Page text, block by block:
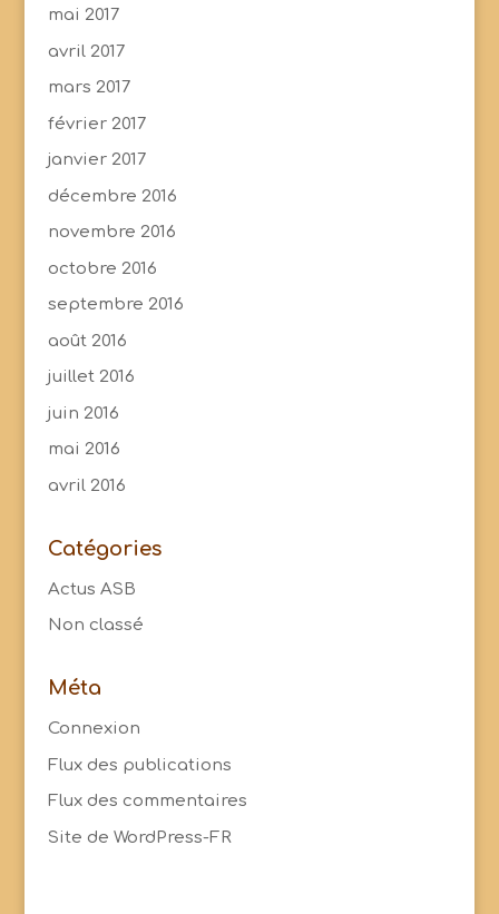
mai 2017
avril 2017
mars 2017
février 2017
janvier 2017
décembre 2016
novembre 2016
octobre 2016
septembre 2016
août 2016
juillet 2016
juin 2016
mai 2016
avril 2016
Catégories
Actus ASB
Non classé
Méta
Connexion
Flux des publications
Flux des commentaires
Site de WordPress-FR